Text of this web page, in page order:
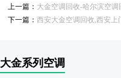
上一篇： 大金空调回收-哈尔滨空调
下一篇：西安大金空调回收,西安上
大金系列空调